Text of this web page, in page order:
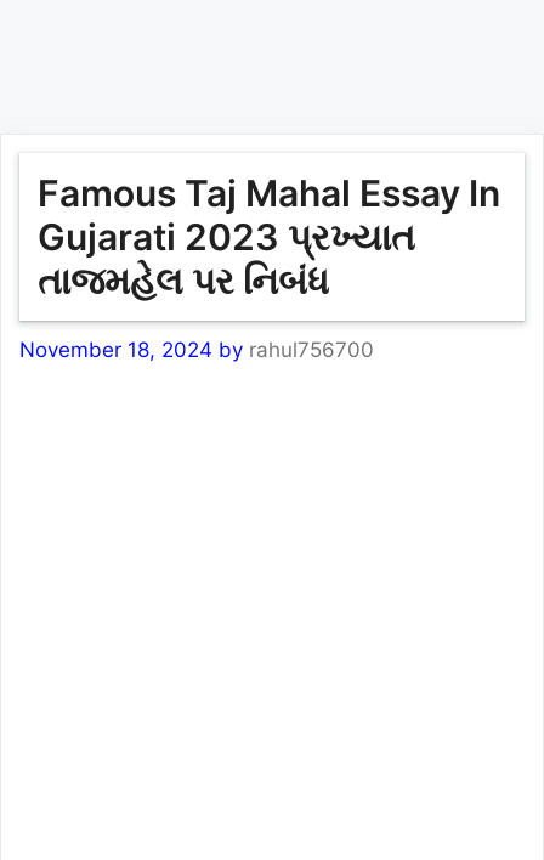
Famous Taj Mahal Essay In
Gujarati 2023 પ્રખ્યાત
તાજમહેલ પર નિબંધ
November 18, 2024 by rahul756700